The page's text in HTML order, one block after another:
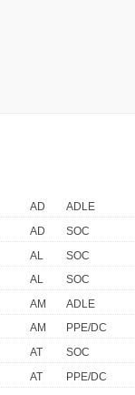
AD
ADLE
AD
SOC
AL
SOC
AL
SOC
AM
ADLE
AM
PPE/DC
AT
SOC
AT
PPE/DC